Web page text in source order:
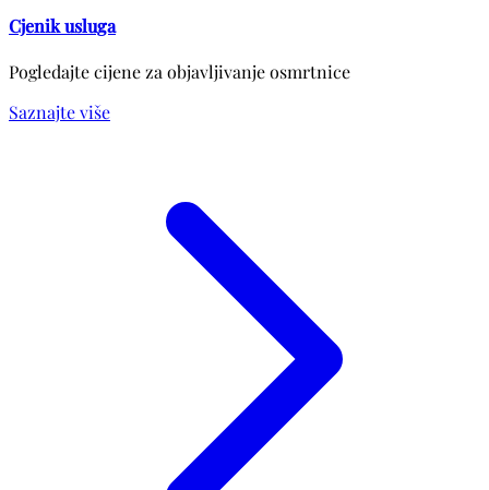
Cjenik usluga
Pogledajte cijene za objavljivanje osmrtnice
Saznajte više